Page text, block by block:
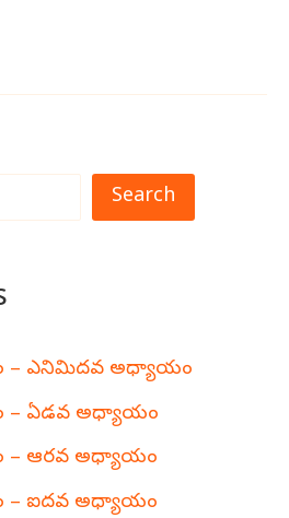
Search
– ఎనిమిదవ అధ్యాయం
– ఏడవ అధ్యాయం
– ఆరవ అధ్యాయం
– ఐదవ అధ్యాయం